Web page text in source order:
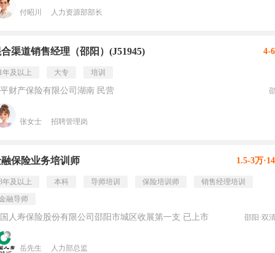
付昭川 人力资源部部长
渠道销售经理（邵阳）(J51945) 4-
年及以上 大专 培训
财产保险有限公司湖南 民营
张女士 招聘管理岗
保险业务培训师 1.5-3万
年及以上 本科 导师培训 保险培训师
销售经理培训
融导师
人寿保险股份有限公司邵阳市城区收展第一支 已上市 邵阳·双
岳先生 人力部总监